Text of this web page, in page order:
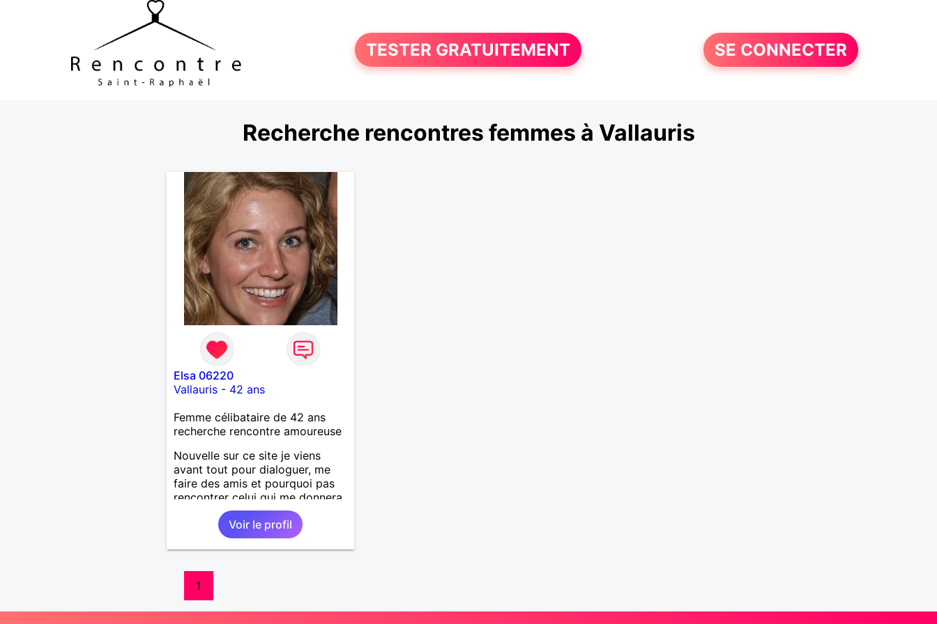
TESTER GRATUITEMENT SE CONNECTER
Recherche rencontres femmes à Vallauris
Elsa 06220
Vallauris- 42 ans
Femme célibataire de 42 ans
recherche rencontre amoureuse
Nouvelle sur ce site je viens
avant tout pour dialoguer, me
faire des amis et pourquoi pas
rencontrer celui qui me donnera
à nouveau envie de vivre à 2.
Voir le profil
1